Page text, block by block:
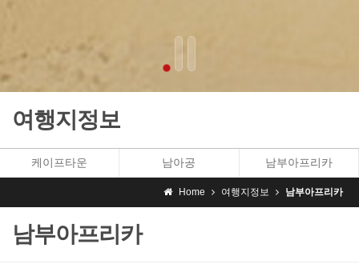
여행지정보
케이프타운 남아공 남부아프리카
Home 여행지정보 남부아프리카
남부아프리카